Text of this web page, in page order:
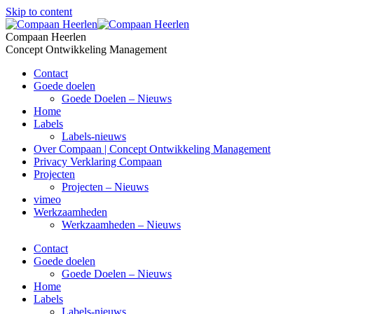
Skip to content
Compaan Heerlen
Concept Ontwikkeling Management
Contact
Goede doelen
Goede Doelen – Nieuws
Home
Labels
Labels-nieuws
Over Compaan | Concept Ontwikkeling Management
Privacy Verklaring Compaan
Projecten
Projecten – Nieuws
vimeo
Werkzaamheden
Werkzaamheden – Nieuws
Contact
Goede doelen
Goede Doelen – Nieuws
Home
Labels
Labels-nieuws